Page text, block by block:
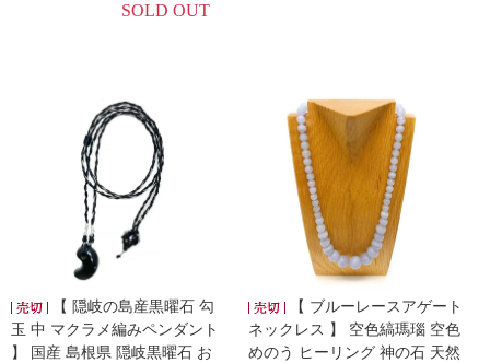
SOLD OUT
【 隠岐の島産黒曜石 勾
玉 中 マクラメ編みペンダント
】 国産 島根県 隠岐黒曜石 お
【 ブルーレースアゲート
ネックレス 】 空色縞瑪瑙 空色
めのう ヒーリング 神の石 天然